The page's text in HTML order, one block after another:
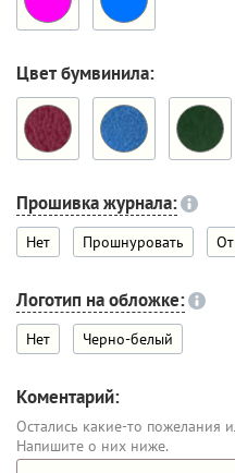
Цвет бумвинила:
Прошивка журнала:
Нет Прошнуровать
Логотип на обложке:
Нет Черно-белый
Коментарий:
Остались какие-то пожелания
Напишите о них ниже.